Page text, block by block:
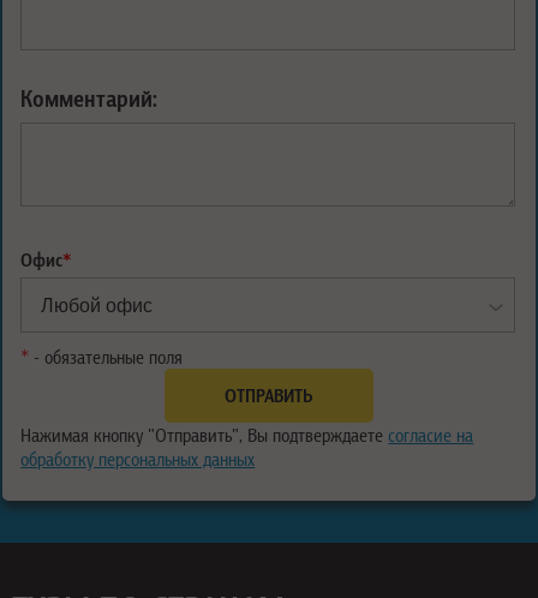
Комментарий:
Офис*
* - обязательные поля
Нажимая кнопку "Отправить", Вы подтверждаете согласие на
обработку персональных данных